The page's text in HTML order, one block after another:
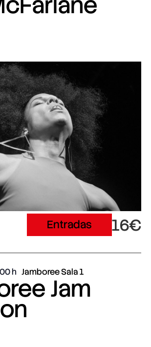
Entradas 16€
Jamboree Sala 1
Jam